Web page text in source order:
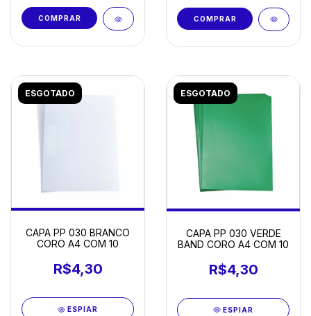
ESGOTADO
CAPA PP 030 BRANCO
CORO A4 COM 10
R$4,30
ESPIAR
ESGOTADO
CAPA PP 030 VERDE
BAND CORO A4 COM 10
R$4,30
ESPIAR